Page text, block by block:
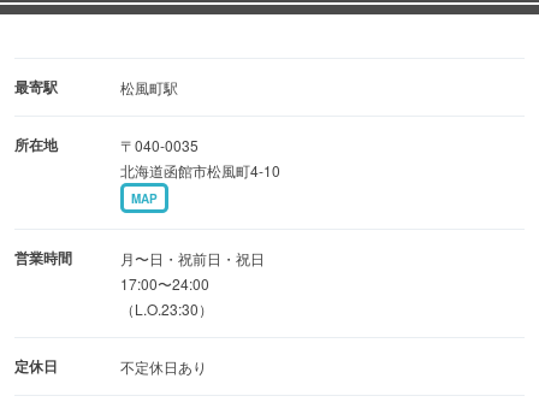
え。
プラス2,000円でコースも日本酒全品飲み放題付に。
■何度でも足を運びたくなるような活気ある店内
気軽に楽しめる酒場は自然と訪れる人々を惹きつける。
店主の心意気が、オープンキッチンから店内に伝播しま
す。
静かでゆっくりとした時間を楽しみたい方には個室がおす
最寄駅 松風町駅
所在地
〒040-0035
北海道函館市松風町4-10
MAP
営業時間
月〜日・祝前日・祝日
17:00〜24:00
（L.O.23:30）
定休日 不定休日あり